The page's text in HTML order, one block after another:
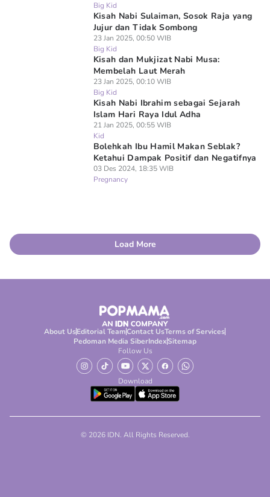
Big Kid
Kisah Nabi Sulaiman, Sosok Raja yang
Jujur dan Tidak Sombong
23 Jan 2025, 00:50 WIB
Big Kid
Kisah dan Mukjizat Nabi Musa:
Membelah Laut Merah
23 Jan 2025, 00:10 WIB
Big Kid
Kisah Nabi Ibrahim sebagai Sejarah
Islam Hari Raya Idul Adha
21 Jan 2025, 00:55 WIB
Kid
Bolehkah Ibu Hamil Makan Seblak?
Ketahui Dampak Positif dan Negatifnya
03 Des 2024, 18:35 WIB
Pregnancy
Load More
About UsEditorial TeamContact UsTerms of Services
Pedoman Media SiberIndexSitemap
Follow Us
Download
© 2026 IDN. All Rights Reserved.